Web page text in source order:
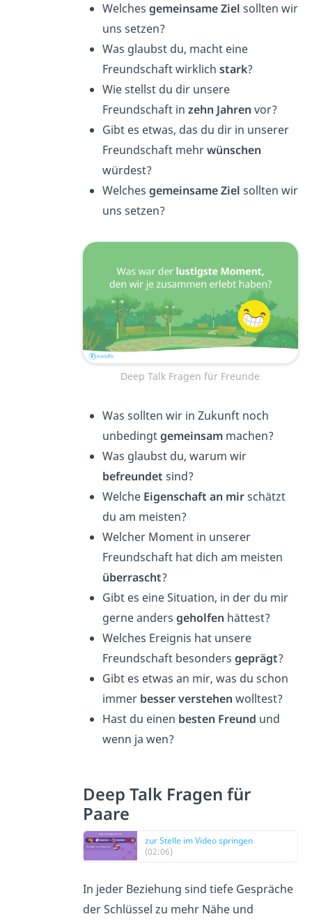
Welches gemeinsame Ziel sollten wir
uns setzen?
Was glaubst du, macht eine
Freundschaft wirklich stark?
Wie stellst du dir unsere
Freundschaft in zehn Jahren vor?
Gibt es etwas, das du dir in unserer
Freundschaft mehrwünschen
würdest?
Welches gemeinsame Ziel sollten wir
uns setzen?
Deep Talk Fragen für Freunde
Was sollten wir in Zukunft noch
unbedingtgemeinsammachen?
Was glaubst du, warum wir
befreundet sind?
Welche Eigenschaft an mirschätzt
du am meisten?
Welcher Moment in unserer
Freundschaft hat dich am meisten
überrascht?
Gibt es eine Situation, in der du mir
gerne anders geholfen hättest?
Welches Ereignis hat unsere
Freundschaft besonders geprägt?
Gibt es etwas an mir, was du schon
immer besser verstehen wolltest?
Hast du einen besten Freund und
wenn ja wen?
Deep Talk Fragen für
Paare
zur Stelle im Video springen
(02:06)
In jeder Beziehung sind tiefe Gespräche
der Schlüssel zu mehr Nähe und